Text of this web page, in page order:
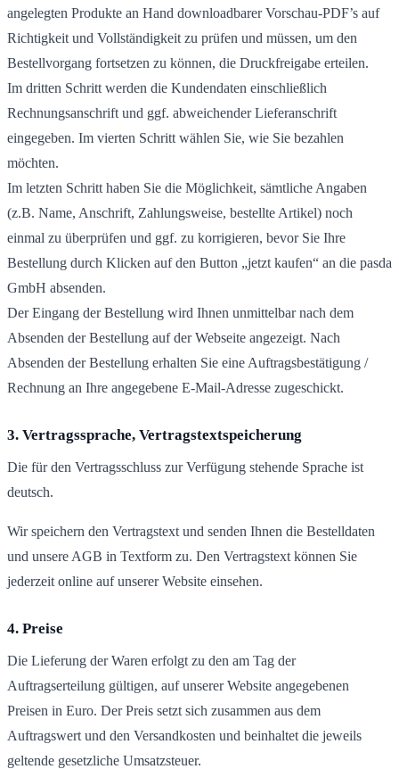
angelegten Produkte an Hand downloadbarer Vorschau-PDF’s auf
Richtigkeit und Vollständigkeit zu prüfen und müssen, um den
Bestellvorgang fortsetzen zu können, die Druckfreigabe erteilen.
Im dritten Schritt werden die Kundendaten einschließlich
Rechnungsanschrift und ggf. abweichender Lieferanschrift
eingegeben. Im vierten Schritt wählen Sie, wie Sie bezahlen
möchten.
Im letzten Schritt haben Sie die Möglichkeit, sämtliche Angaben
(z.B. Name, Anschrift, Zahlungsweise, bestellte Artikel) noch
einmal zu überprüfen und ggf. zu korrigieren, bevor Sie Ihre
Bestellung durch Klicken auf den Button „jetzt kaufen“ an die pasda
GmbH absenden.
Der Eingang der Bestellung wird Ihnen unmittelbar nach dem
Absenden der Bestellung auf der Webseite angezeigt. Nach
Absenden der Bestellung erhalten Sie eine Auftragsbestätigung /
Rechnung an Ihre angegebene E-Mail-Adresse zugeschickt.
3. Vertragssprache, Vertragstextspeicherung
Die für den Vertragsschluss zur Verfügung stehende Sprache ist
deutsch.
Wir speichern den Vertragstext und senden Ihnen die Bestelldaten
und unsere AGB in Textform zu. Den Vertragstext können Sie
jederzeit online auf unserer Website einsehen.
4. Preise
Die Lieferung der Waren erfolgt zu den am Tag der
Auftragserteilung gültigen, auf unserer Website angegebenen
Preisen in Euro. Der Preis setzt sich zusammen aus dem
Auftragswert und den Versandkosten und beinhaltet die jeweils
geltende gesetzliche Umsatzsteuer.